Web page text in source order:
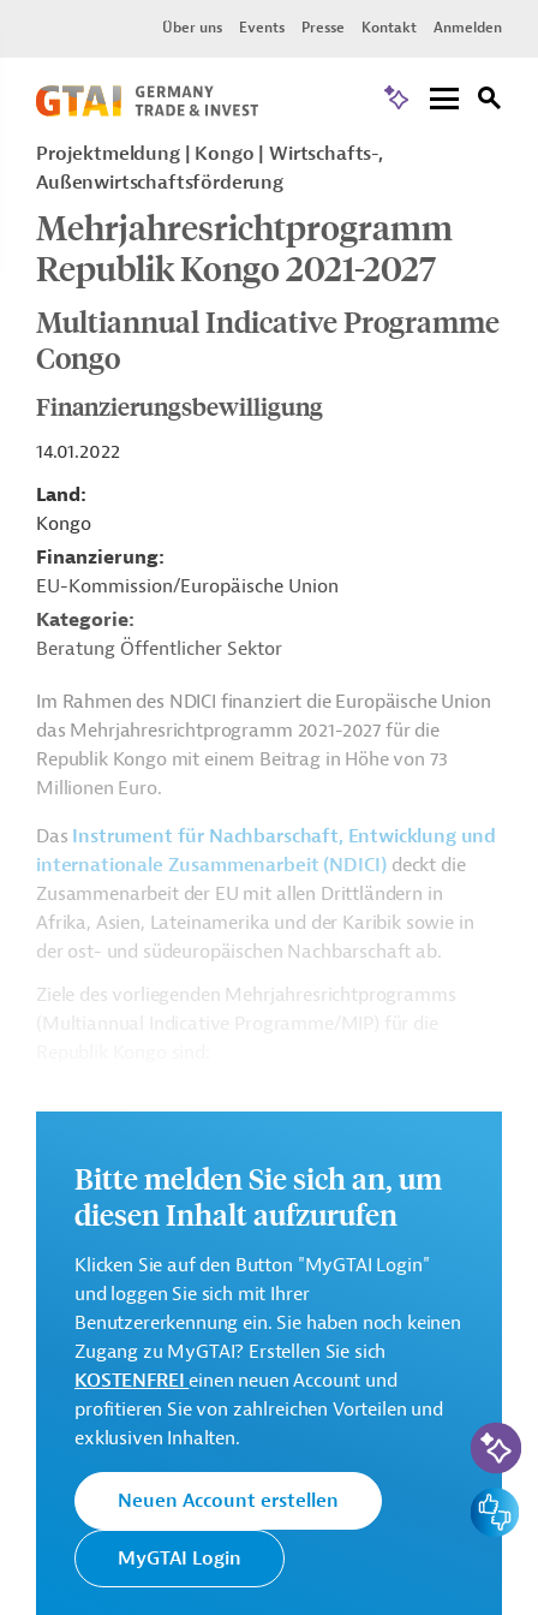
Über uns Events Presse Kontakt Anmelden
Projektmeldung Kongo
Wirtschafts-,
Außenwirtschaftsförderung
Mehrjahresrichtprogramm
Republik Kongo 2021-2027
Multiannual Indicative Programme
Congo
Finanzierungsbewilligung
14.01.2022
Land
Kongo
Finanzierung
EU-Kommission/Europäische Union
Kategorie
Beratung Öffentlicher Sektor
Im Rahmen des NDICI finanziert die Europäische Union
das Mehrjahresrichtprogramm 2021-2027 für die
Republik Kongo mit einem Beitrag in Höhe von 73
Millionen Euro.
Das Instrument für Nachbarschaft, Entwicklung und
internationale Zusammenarbeit (NDICI) deckt die
Zusammenarbeit der EU mit allen Drittländern in
Afrika, Asien, Lateinamerika und der Karibik sowie in
der ost- und südeuropäischen Nachbarschaft ab.
Ziele des vorliegenden Mehrjahresrichtprogramms
(Multiannual Indicative Programme/MIP) für die
Verbesserung des Geschäftsklimas und der
Förderung des internationalen Handels;
Ressourcen, Erhaltung der Biodiversität und
Bekämpfung des Klimawandels, inklusive der
Verbesserung der Klimaresilienz und der Förderung
erneuerbarer Energien;
Förderung der Demokratie, Menschenrechte und
partizipativen Regierungsführung, inklusive des
Schutzes gefährdeter Bevölkerungsgruppen und der
Stärkung der Zivilgesellschaft.
Weitere Informationen über das
Mehrjahresrichtprogramm finden Sie in dem
Originaldokument, das zum Download bereitsteht.
Bitte melden Sie sich an, um
diesen Inhalt aufzurufen
Klicken Sie auf den Button "MyGTAI Login"
und loggen Sie sich mit Ihrer
Benutzererkennung ein. Sie haben noch keinen
Zugang zu MyGTAI? Erstellen Sie sich
KOSTENFREIeinen neuen Account und
profitieren Sie von zahlreichen Vorteilen und
exklusiven Inhalten.
Neuen Account erstellen
MyGTAI Login
KI-